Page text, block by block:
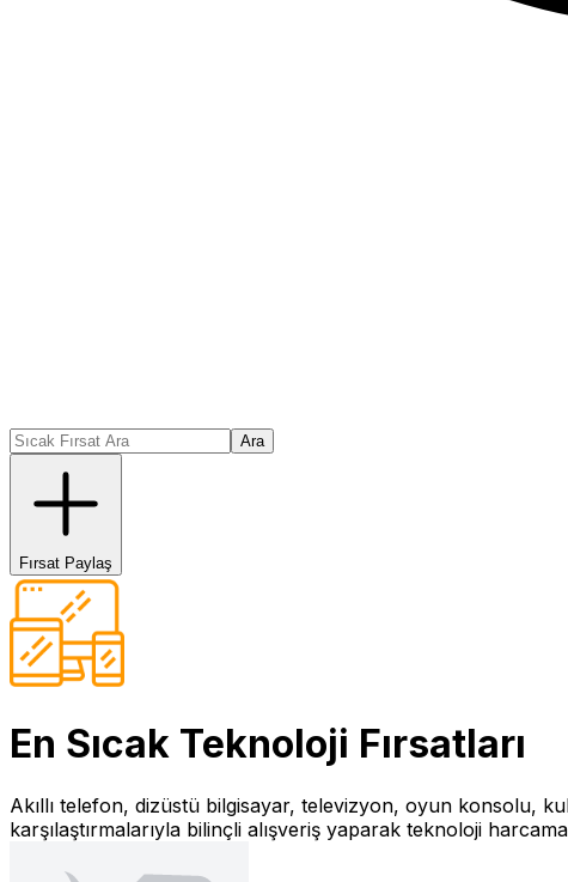
Ara
Fırsat Paylaş
En Sıcak Teknoloji Fırsatları
Akıllı telefon, dizüstü bilgisayar, televizyon, oyun konsolu,
karşılaştırmalarıyla bilinçli alışveriş yaparak teknoloji